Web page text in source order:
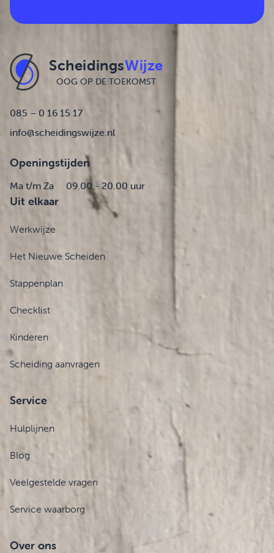
ScheidingsWijze
OOG OP DE TOEKOMST
085 – 0 16 15 17
info@scheidingswijze.nl
Openingstijden
Ma t/m Za 09.00 - 20.00 uur
Uit elkaar
Werkwijze
Het Nieuwe Scheiden
Stappenplan
Checklist
Kinderen
Scheiding aanvragen
Service
Hulplijnen
Blog
Veelgestelde vragen
Service waarborg
Over ons